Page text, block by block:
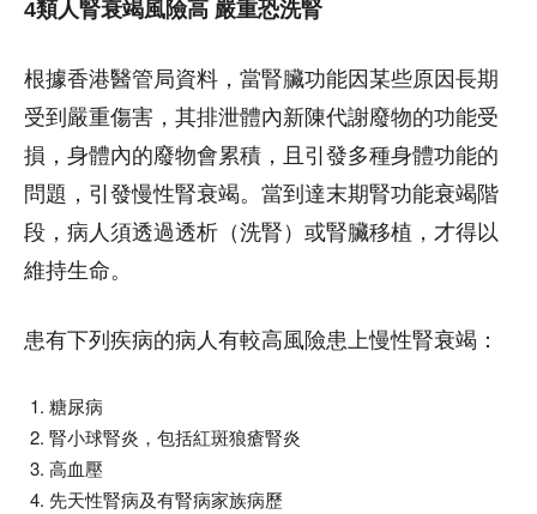
4類人腎衰竭風險高 嚴重恐洗腎
根據香港醫管局資料，當腎臟功能因某些原因長期
受到嚴重傷害，其排泄體內新陳代謝廢物的功能受
損，身體內的廢物會累積，且引發多種身體功能的
問題，引發慢性腎衰竭。當到達末期腎功能衰竭階
段，病人須透過透析（洗腎）或腎臟移植，才得以
維持生命。
患有下列疾病的病人有較高風險患上慢性腎衰竭：
糖尿病
腎小球腎炎，包括紅斑狼瘡腎炎
高血壓
先天性腎病及有腎病家族病歷